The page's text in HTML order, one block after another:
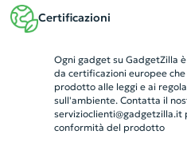
Certificazioni
Ogni gadget su GadgetZilla
da certificazioni europee
prodotto alle leggi e ai
sull'ambiente. Contatta il
servizioclienti@gadgetzilla.it
conformità del prodotto